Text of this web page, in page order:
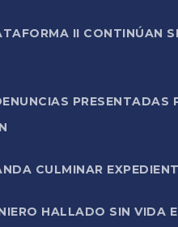
II CONTINÚAN
CULMINAR
HALLADO SIN VIDA